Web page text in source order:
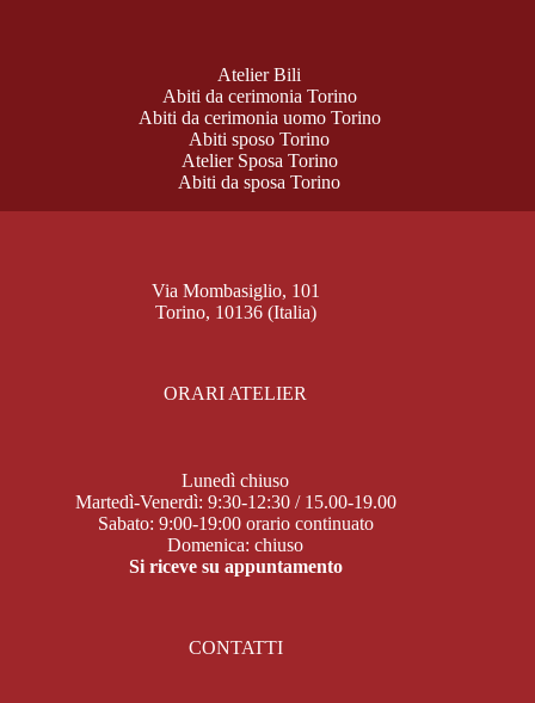
Atelier Bili
Abiti da cerimonia Torino
Abiti da cerimonia uomo Torino
Abiti sposo Torino
Atelier Sposa Torino
Abiti da sposa Torino
Via Mombasiglio, 101
Torino, 10136 (Italia)
ORARI ATELIER
Lunedì chiuso
Martedì-Venerdì: 9:30-12:30 / 15.00-19.00
Sabato: 9:00-19:00 orario continuato
Domenica: chiuso
Si riceve su appuntamento
CONTATTI